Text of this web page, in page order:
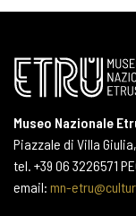
Museo Nazionale
Piazzale di Villa
tel. +39 06 3226571
email: mn-